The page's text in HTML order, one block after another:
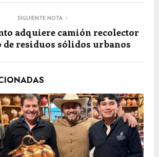
SIGUIENTE NOTA
adquiere camión recolector
de residuos sólidos urbanos